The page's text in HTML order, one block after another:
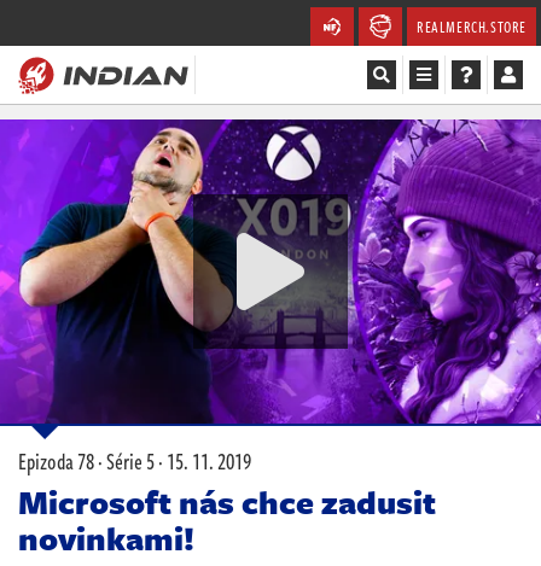
REALMERCH.STORE
Magazín
Recenze
Videa
Soutěže
Databáze
Komunita
Redakce
Živě
Epizoda 78 · Série 5 ·15. 11. 2019
Microsoft nás chce zadusit
novinkami!